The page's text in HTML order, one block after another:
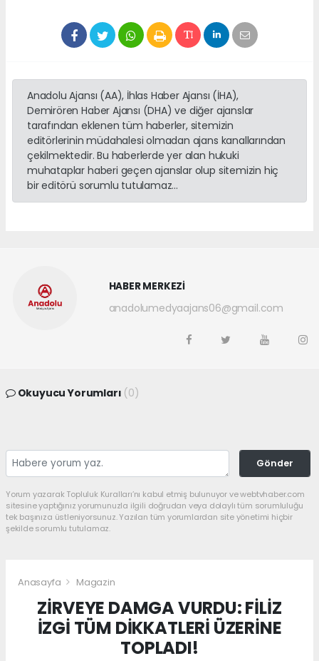
Anadolu Ajansı (AA), İhlas Haber Ajansı (İHA),
Demirören Haber Ajansı (DHA) ve diğer ajanslar
tarafından eklenen tüm haberler, sitemizin
editörlerinin müdahalesi olmadan ajans kanallarından
çekilmektedir. Bu haberlerde yer alan hukuki
muhataplar haberi geçen ajanslar olup sitemizin hiç
bir editörü sorumlu tutulamaz...
HABER MERKEZİ
anadolumedyaajans06@gmail.com
Okuyucu Yorumları (0)
Gönder
Yorum yazarak Topluluk Kuralları’nı kabul etmiş bulunuyor ve webtvhaber.com
sitesine yaptığınız yorumunuzla ilgili doğrudan veya dolaylı tüm sorumluluğu
tek başınıza üstleniyorsunuz. Yazılan tüm yorumlardan site yönetimi hiçbir
şekilde sorumlu tutulamaz.
Anasayfa Magazin
ZİRVEYE DAMGA VURDU: FİLİZ
İZGİ TÜM DİKKATLERİ ÜZERİNE
TOPLADI!